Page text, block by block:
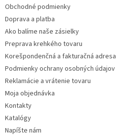
v
p
Obchodné podmienky
Doprava a platba
Ako balíme naše zásielky
Preprava krehkého tovaru
Korešpondenčná a fakturačná adresa
Podmienky ochrany osobných údajov
Reklamácie a vrátenie tovaru
Moja objednávka
Kontakty
Katalógy
Napíšte nám